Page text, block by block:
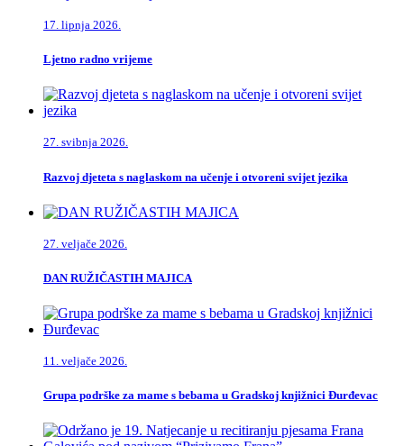
17. lipnja 2026.
Ljetno radno vrijeme
27. svibnja 2026.
Razvoj djeteta s naglaskom na učenje i otvoreni svijet jezika
27. veljače 2026.
DAN RUŽIČASTIH MAJICA
11. veljače 2026.
Grupa podrške za mame s bebama u Gradskoj knjižnici Đurđevac